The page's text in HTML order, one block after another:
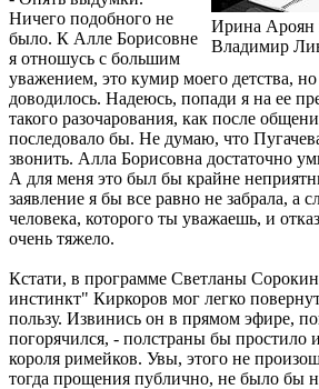
Ирина Ароян
Владимир
Ничего подобного не
было. К Алле Борисовне
я отношусь с большим
уважением, это кумир моего детства,
доводилось. Надеюсь, попади я на ее
такого разочарования, как после
последовало бы. Не думаю, что
звонить. Алла Борисовна достаточно
А для меня это был бы крайне
заявление я бы все равно не забрала, а
человека, которого ты уважаешь, и
очень тяжело.
Кстати, в программе Светланы
инстинкт" Киркоров мог легко
пользу. Извинись он в прямом эфире,
погорячился, - полстраны бы простило
короля римейков. Увы, этого не
тогда прощения публично, не было бы